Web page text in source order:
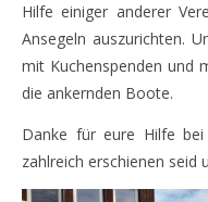
Hilfe einiger anderer
Ansegeln auszurichten.
mit Kuchenspenden und
die ankernden Boote.
Danke für eure Hilfe
zahlreich erschienen seid